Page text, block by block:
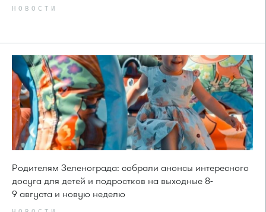
НОВОСТИ
Родителям Зеленограда: собрали анонсы интересного
досуга для детей и подростков на выходные 8-
9 августа и новую неделю